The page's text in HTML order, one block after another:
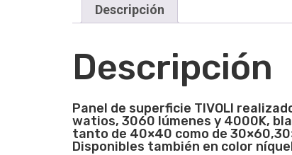
Descripción
Descripción
Panel de superficie TIVOLI
watios, 3060 lúmenes y 4000K,
tanto de 40×40 como de
Disponibles también en color